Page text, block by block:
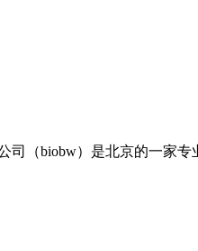
（biobw）是北京的一家